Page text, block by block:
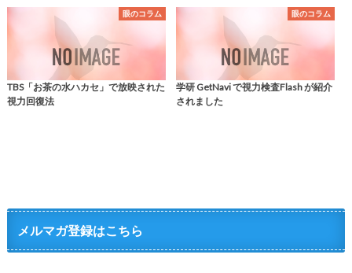
眼のコラム
TBS「お茶の水ハカセ」で放映された
視力回復法
眼のコラム
学研 GetNavi で視力検査Flash が紹介
されました
メルマガ登録はこちら